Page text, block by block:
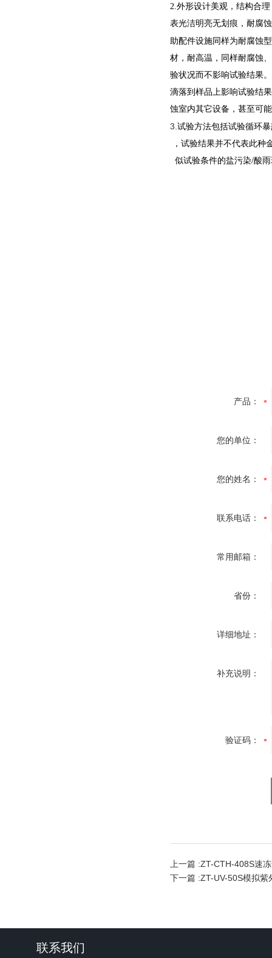
2.外形设计美观，结构合
表光洁明亮无划痕，耐腐
助配件设施同样为耐腐蚀
材，耐高温，同样耐腐蚀
验状况而不影响试验结果
滴落到样品上影响试验结
蚀室内其它设备，甚至可
3. 试验方法包括试验循环
，试验结果并不代表此种
似试验条件的盐污染/酸
产品：
您的单位：
您的姓名：
联系电话：
常用邮箱：
省份：
详细地址：
补充说明：
验证码：
上一篇 :ZT-CTH-408S速
下一篇 :ZT-UV-50S模拟紫
联系我们